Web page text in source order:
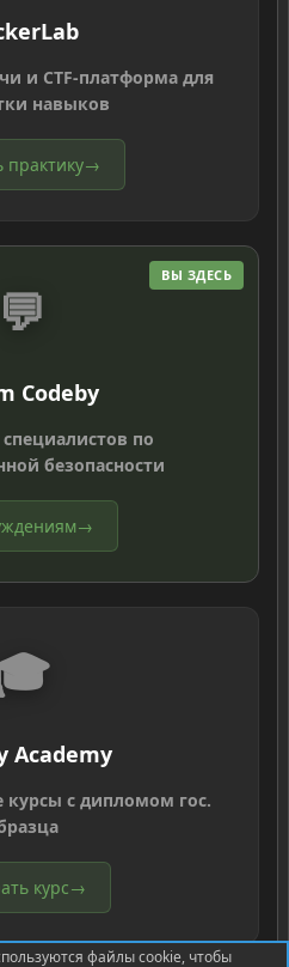
и CTF-платформа для
навыков
практику→
ВЫ ЗДЕСЬ
💬
Codeby
по
безопасности
→
Academy
курсы с дипломом гос.
курс→
файлы cookie, чтобы